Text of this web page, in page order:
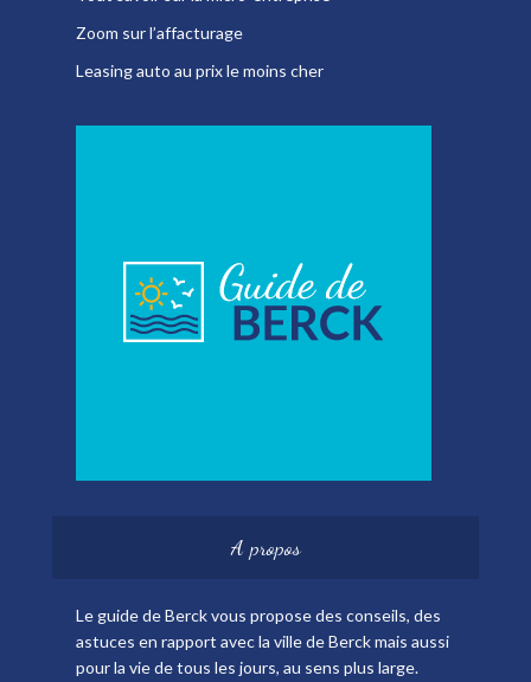
Zoom sur l’affacturage
Leasing auto au prix le moins cher
A propos
Le guide de Berck vous propose des conseils, des
astuces en rapport avec la ville de Berck mais aussi
pour la vie de tous les jours, au sens plus large.